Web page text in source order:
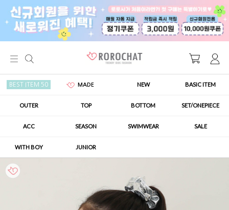
BEST ITEM 50 MADE NEW BASIC ITEM
OUTER TOP BOTTOM SET/ONEPIECE
ACC SEASON SWIMWEAR SALE
WITH BOY JUNIOR